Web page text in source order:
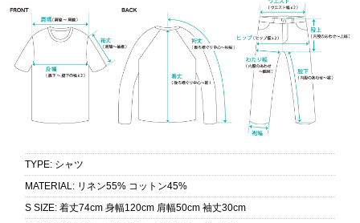
TYPE: シャツ
MATERIAL: リネン55% コットン45%
S SIZE: 着丈74cm 身幅120cm 肩幅50cm 袖丈30cm